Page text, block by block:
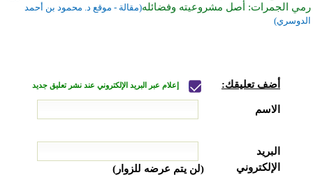
رمي الجمرات: أصل مشروعيته وفضائله(مقالة - موقع د. محمود بن أحمد
الدوسري)
أضف تعليقك: إعلام عبر البريد الإلكتروني عند نشر تعليق جديد
الاسم
البريد
الإلكتروني
(لن يتم عرضه للزوار)